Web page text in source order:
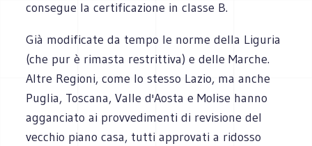
consegue la certificazione in classe B.
Già modificate da tempo le norme della Liguria
(che pur è rimasta restrittiva) e delle Marche.
Altre Regioni, come lo stesso Lazio, ma anche
Puglia, Toscana, Valle d'Aosta e Molise hanno
agganciato ai provvedimenti di revisione del
vecchio piano casa, tutti approvati a ridosso